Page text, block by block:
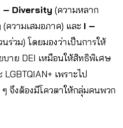
– Diversity (ความหลาก
(ความเสมอภาค) และ I –
นร่วม) โดยมองว่าเป็นการให้
บาย DEI เหมือนให้สิทธิพิเศษ
เพราะไป
จึงต้องมีโควตาให้กลุ่มคนพวก